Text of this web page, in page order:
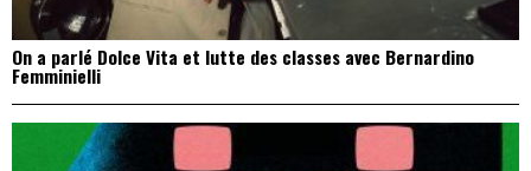
On a parlé Dolce Vita et lutte des classes avec Bernardino
Femminielli